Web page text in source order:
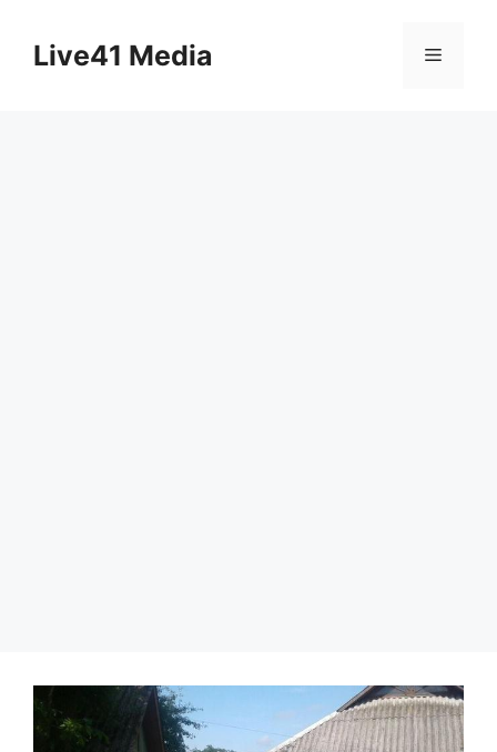
contentLive41 Media Menu